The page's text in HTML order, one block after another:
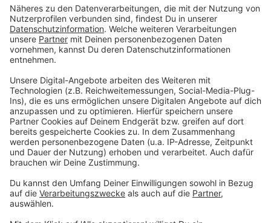
Weihnachtsdeko soll Freude bereiten und die
Adventszeit verschönern. Damit das gelingt, ist
gegenseitige Rücksichtnahme entscheidend. Wer sich
an die Tipps von Haus & Grund hält, sorgt für ein
harmonisches Miteinander in der Nachbarschaft und
kann die Weihnachtszeit unbeschwert genießen.
Anzeige
Weitere Infos und Links zum Thema:
Anzeige